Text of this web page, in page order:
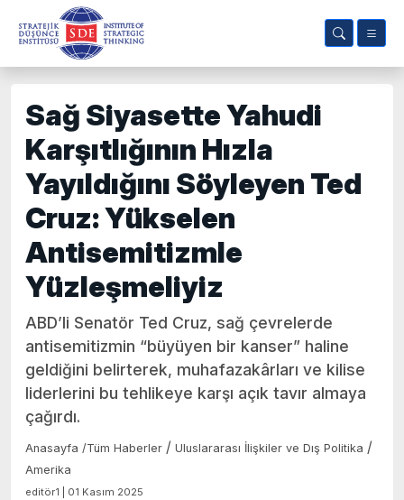
Sağ Siyasette Yahudi
Karşıtlığının Hızla
Yayıldığını Söyleyen Ted
Cruz: Yükselen
Antisemitizmle
Yüzleşmeliyiz
ABD’li Senatör Ted Cruz, sağ çevrelerde
antisemitizmin “büyüyen bir kanser” haline
geldiğini belirterek, muhafazakârları ve kilise
liderlerini bu tehlikeye karşı açık tavır almaya
çağırdı.
Anasayfa /Tüm Haberler / Uluslararası İlişkiler ve Dış Politika /
Amerika
editör1 | 01 Kasım 2025